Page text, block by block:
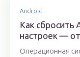
Android
Как сбросить
настроек —
Операционная